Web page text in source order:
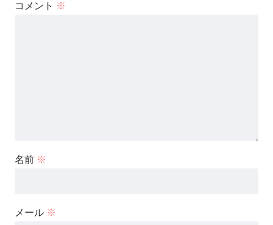
コメント ※
名前 ※
メール ※